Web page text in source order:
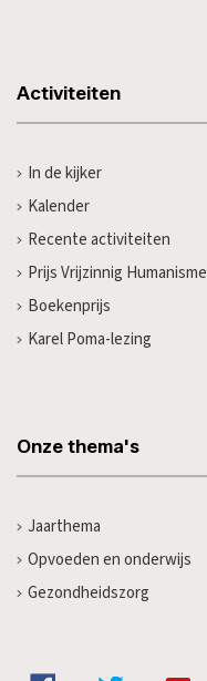
Activiteiten
In de kijker
Kalender
Recente activiteiten
Prijs Vrijzinnig Humanisme
Boekenprijs
Karel Poma-lezing
Onze thema's
Jaarthema
Opvoeden en onderwijs
Gezondheidszorg